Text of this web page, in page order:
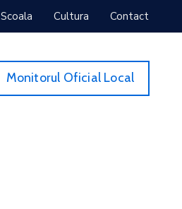
Scoala Cultura Contact
Monitorul Oficial Local